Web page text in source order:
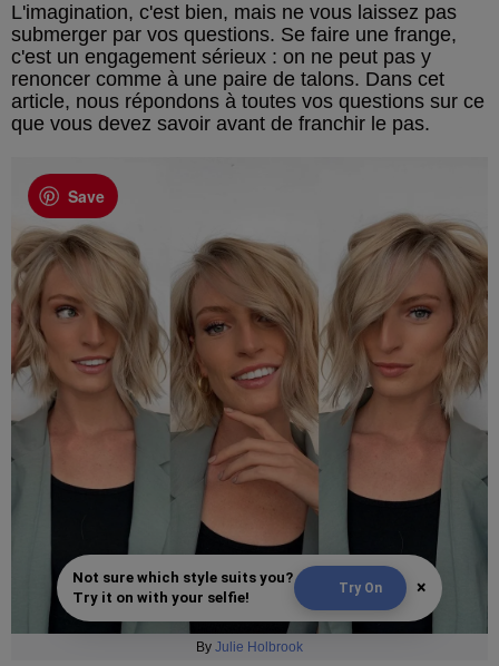
L'imagination, c'est bien, mais ne vous laissez pas
submerger par vos questions. Se faire une frange,
c'est un engagement sérieux : on ne peut pas y
renoncer comme à une paire de talons. Dans cet
article, nous répondons à toutes vos questions sur ce
que vous devez savoir avant de franchir le pas.
Save
Not sure which style suits you?
Try it on with your selfie!
Try On ×
By Julie Holbrook